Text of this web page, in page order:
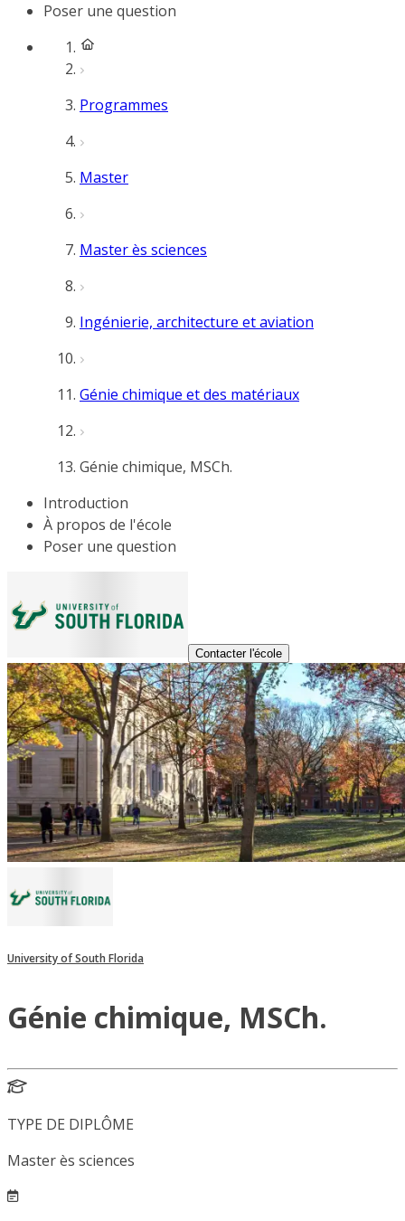
Poser une question
Programmes
Master
Master ès sciences
Ingénierie, architecture et aviation
Génie chimique et des matériaux
Génie chimique, MSCh.
Introduction
À propos de l'école
Poser une question
Contacter l'école
University of South Florida
Génie chimique, MSCh.
TYPE DE DIPLÔME
Master ès sciences